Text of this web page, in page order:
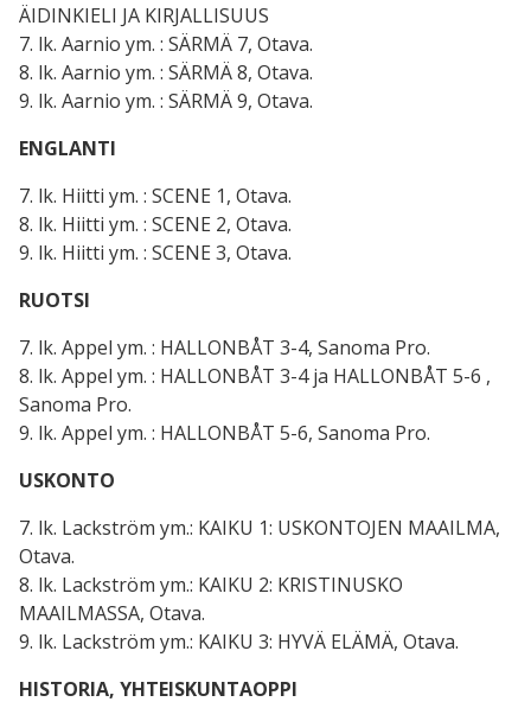
ÄIDINKIELI JA KIRJALLISUUS
7. lk. Aarnio ym. : SÄRMÄ 7, Otava.
8. lk. Aarnio ym. : SÄRMÄ8, Otava.
9. lk. Aarnio ym. : SÄRMÄ 9, Otava.
ENGLANTI
7. lk. Hiitti ym. : SCENE 1, Otava.
8. lk. Hiitti ym. : SCENE 2, Otava.
9. lk. Hiitti ym. : SCENE 3, Otava.
RUOTSI
7. lk. Appel ym. : HALLONBÅT 3-4, Sanoma Pro.
8. lk. Appel ym. : HALLONBÅT 3-4 ja HALLONBÅT 5-6 ,
Sanoma Pro.
9. lk. Appel ym. : HALLONBÅT 5-6, Sanoma Pro.
USKONTO
7. lk. Lackström ym.: KAIKU 1: USKONTOJEN MAAILMA,
Otava.
8. lk. Lackström ym.: KAIKU 2: KRISTINUSKO
MAAILMASSA, Otava.
9. lk. Lackström ym.: KAIKU 3: HYVÄ ELÄMÄ, Otava.
HISTORIA, YHTEISKUNTAOPPI